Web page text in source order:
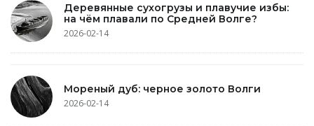
Деревянные сухогрузы и плавучие избы:
на чём плавали по Средней Волге?
2026-02-14
Мореный дуб: черное золото Волги
2026-02-14